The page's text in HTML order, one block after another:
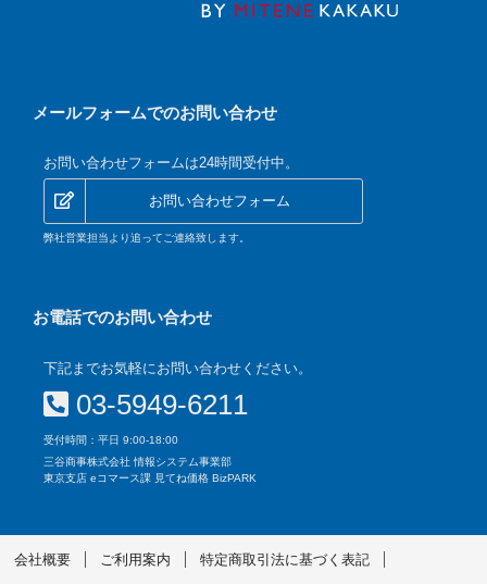
メールフォームでのお問い合わせ
お問い合わせフォームは24時間受付中。
お問い合わせフォーム
弊社営業担当より追ってご連絡致します。
お電話でのお問い合わせ
下記までお気軽にお問い合わせください。
03-5949-6211
受付時間：平日 9:00-18:00
三谷商事株式会社 情報システム事業部
東京支店 eコマース課 見てね価格 BizPARK
会社概要 ご利用案内 特定商取引法に基づく表記